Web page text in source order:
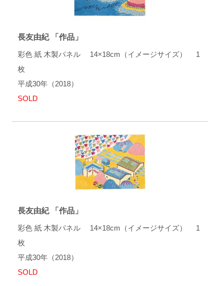
長友由紀 「作品」
彩色 紙 木製パネル 14×18cm（イメージサイズ） 1
枚
平成30年（2018）
SOLD
長友由紀 「作品」
彩色 紙 木製パネル 14×18cm（イメージサイズ） 1
枚
平成30年（2018）
SOLD